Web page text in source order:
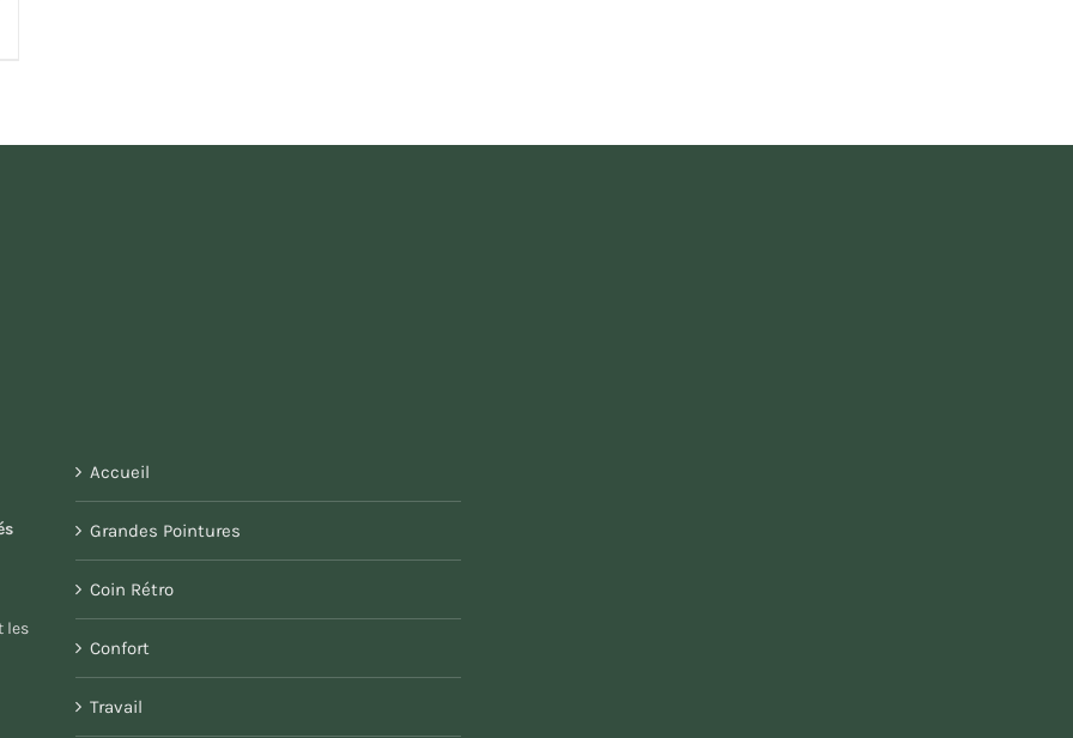
les
Accueil
Grandes Pointures
Coin Rétro
Confort
Travail